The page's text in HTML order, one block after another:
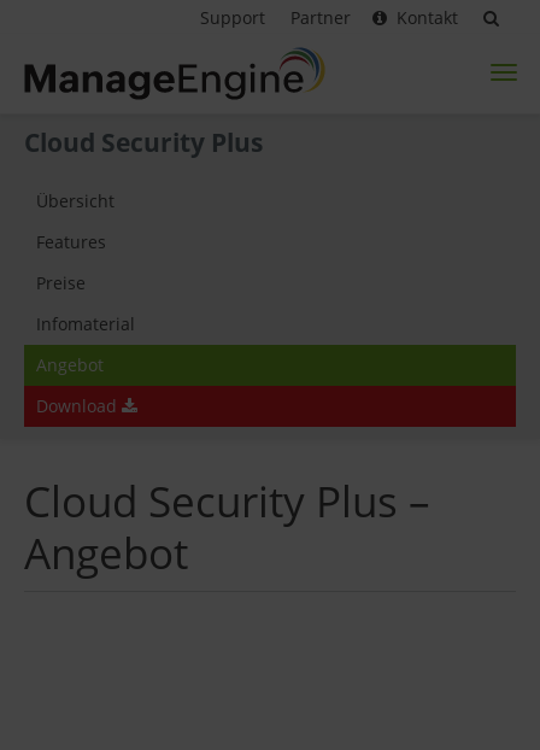
Support Partner Kontakt
Cloud Security Plus
Übersicht
Features
Preise
Infomaterial
Angebot
Download
Cloud Security Plus –
Angebot